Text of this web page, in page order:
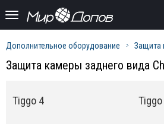
Дополнительное оборудование Защита
Защита камеры заднего вида
Tiggo 4 Tiggo